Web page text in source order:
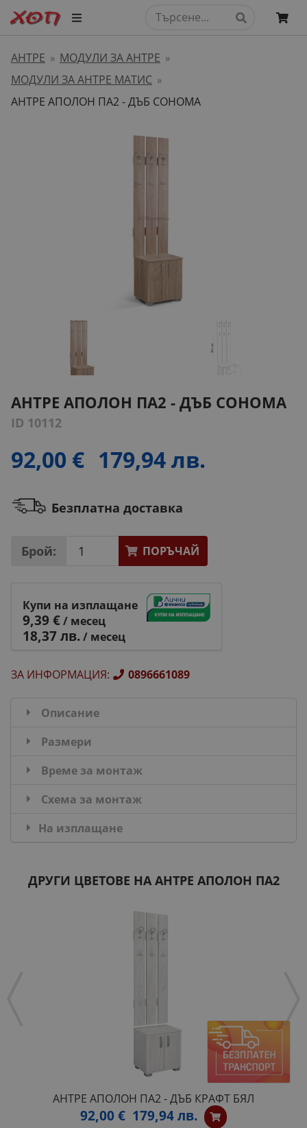
АНТРЕ » МОДУЛИ ЗА АНТРЕ »
МОДУЛИ ЗА АНТРЕ МАТИС »
АНТРЕ АПОЛОН ПА2 - ДЪБ СОНОМА
АНТРЕ АПОЛОН ПА2 - ДЪБ СОНОМА
ID 10112
92,00 € 179,94 лв.
Безплатна доставка
Брой: ПОРЪЧАЙ
Купи на изплащане
9,39 €/ месец
18,37 лв./ месец
ЗА ИНФОРМАЦИЯ: 0896661089
Описание
Размери
Време за монтаж
Схема за монтаж
На изплащане
ДРУГИ ЦВЕТОВЕ НА АНТРЕ АПОЛОН ПА2
АНТРЕ АПОЛОН ПА2 - ДЪБ КРАФТ БЯЛ
92,00 € 179,94 лв.